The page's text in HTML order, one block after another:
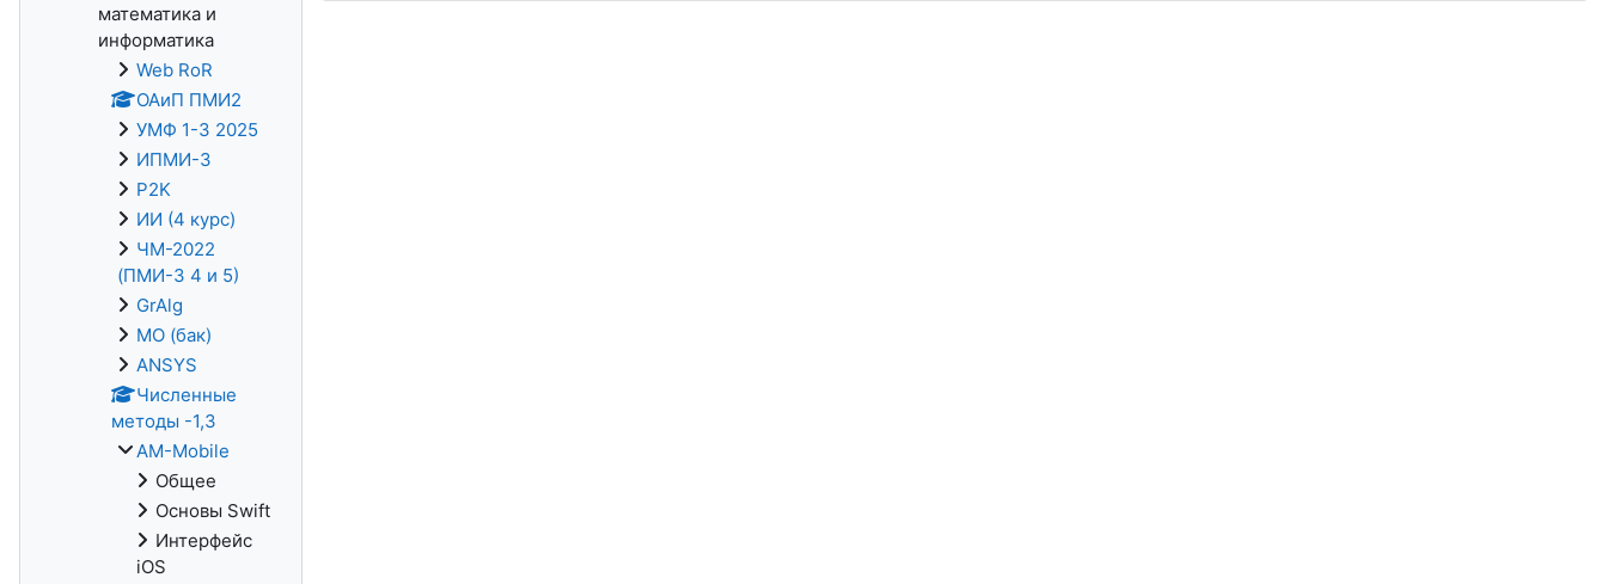
математика и
информатика
Web RoR
ОАиП ПМИ2
УМФ 1-3 2025
ИПМИ-3
P2K
ИИ (4 курс)
ЧМ-2022
(ПМИ-3 4 и 5)
GrAlg
МО (бак)
ANSYS
Численные
методы -1,3
AM-Mobile
Общее
Основы Swift
Интерфейс
iOS